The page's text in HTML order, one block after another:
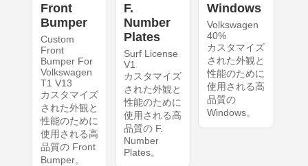
Front
Bumper
Custom
Front
Bumper For
Volkswagen
T1 V13
カスタマイズ
された外観と
性能のために
使用される高
品質の Front
Bumper。
F.
Number
Plates
Surf License
V1
カスタマイズ
された外観と
性能のために
使用される高
品質の F.
Number
Plates。
Windows
Volkswagen
40%
カスタマイズ
された外観と
性能のために
使用される高
品質の
Windows。